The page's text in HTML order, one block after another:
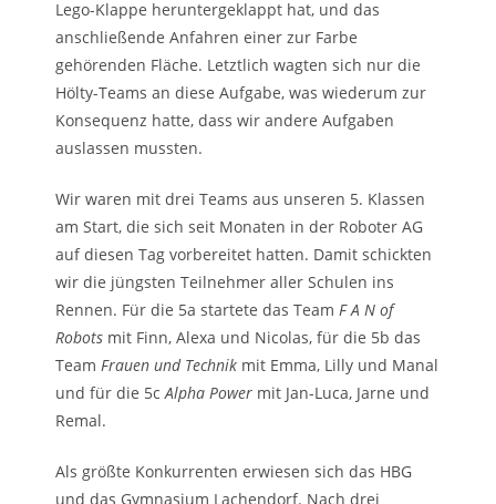
Lego-Klappe heruntergeklappt hat, und das
anschließende Anfahren einer zur Farbe
gehörenden Fläche. Letztlich wagten sich nur die
Hölty-Teams an diese Aufgabe, was wiederum zur
Konsequenz hatte, dass wir andere Aufgaben
auslassen mussten.
Wir waren mit drei Teams aus unseren 5. Klassen
am Start, die sich seit Monaten in der Roboter AG
auf diesen Tag vorbereitet hatten. Damit schickten
wir die jüngsten Teilnehmer aller Schulen ins
Rennen. Für die 5a startete das Team F A N of
Robots mit Finn, Alexa und Nicolas, für die 5b das
Team Frauen und Technik mit Emma, Lilly und Manal
und für die 5c Alpha Power mit Jan-Luca, Jarne und
Remal.
Als größte Konkurrenten erwiesen sich das HBG
und das Gymnasium Lachendorf. Nach drei